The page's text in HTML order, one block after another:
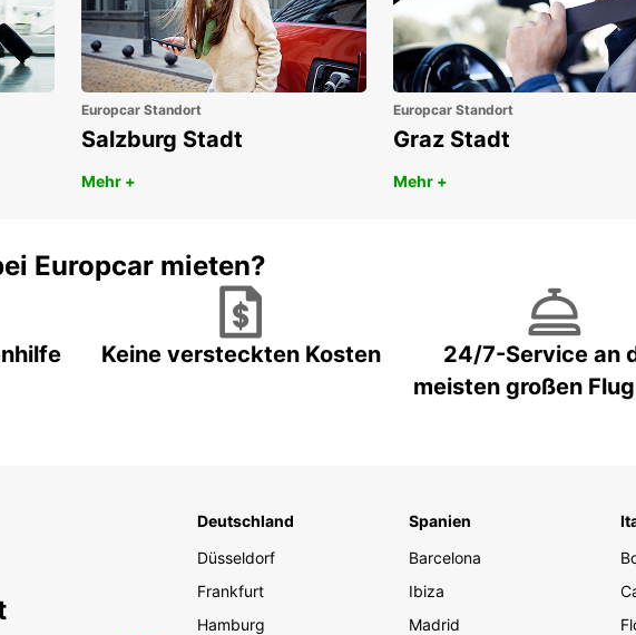
und
Sie
Europcar Standort
Salzburg Stadt
Mehr +
Europcar Standort
Graz Stadt
Mehr +
Europcar mieten?
Keine versteckten Kosten
24/7-Service an
meisten großen
Deutschland
Düsseldorf
Frankfurt
Hamburg
Spanien
Barcelona
Ibiza
Madrid